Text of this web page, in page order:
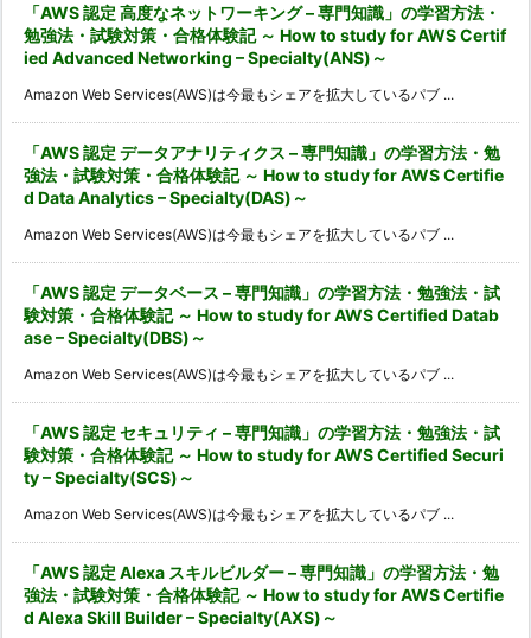
「AWS 認定 高度なネットワーキング – 専門知識」の学習方法・
勉強法・試験対策・合格体験記 ～ How to study for AWS Certif
ied Advanced Networking – Specialty(ANS)～
Amazon Web Services(AWS)は今最もシェアを拡大しているパブ ...
「AWS 認定 データアナリティクス – 専門知識」の学習方法・勉
強法・試験対策・合格体験記 ～ How to study for AWS Certifie
d Data Analytics – Specialty(DAS)～
Amazon Web Services(AWS)は今最もシェアを拡大しているパブ ...
「AWS 認定 データベース – 専門知識」の学習方法・勉強法・試
験対策・合格体験記 ～ How to study for AWS Certified Datab
ase – Specialty(DBS)～
Amazon Web Services(AWS)は今最もシェアを拡大しているパブ ...
「AWS 認定 セキュリティ – 専門知識」の学習方法・勉強法・試
験対策・合格体験記 ～ How to study for AWS Certified Securi
ty – Specialty(SCS)～
Amazon Web Services(AWS)は今最もシェアを拡大しているパブ ...
「AWS 認定 Alexa スキルビルダー – 専門知識」の学習方法・勉
強法・試験対策・合格体験記 ～ How to study for AWS Certifie
d Alexa Skill Builder – Specialty(AXS)～